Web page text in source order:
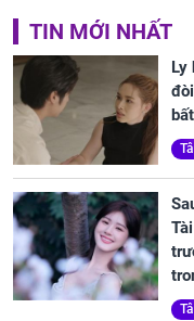
TIN MỚI NHẤT
Ly